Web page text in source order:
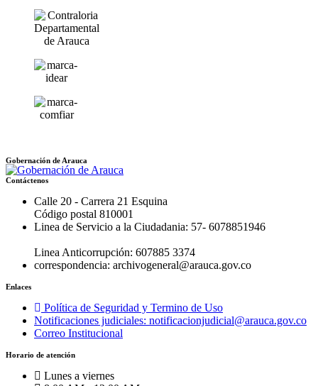
Gobernación de Arauca
Contáctenos
Calle 20 - Carrera 21 Esquina
Código postal 810001
Linea de Servicio a la Ciudadania: 57- 6078851946
Linea Anticorrupción: 607885 3374
correspondencia: archivogeneral@arauca.gov.co
Enlaces
Política de Seguridad y Termino de Uso
Notificaciones judiciales: notificacionjudicial@arauca.gov.co
Correo Institucional
Horario de atención
Lunes a viernes